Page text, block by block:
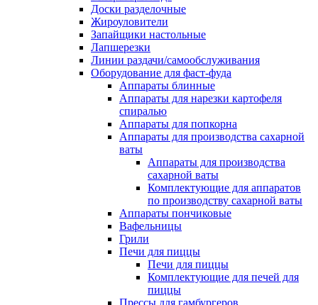
Доски разделочные
Жироуловители
Запайщики настольные
Лапшерезки
Линии раздачи/самообслуживания
Оборудование для фаст-фуда
Аппараты блинные
Аппараты для нарезки картофеля
спиралью
Аппараты для попкорна
Аппараты для производства сахарной
ваты
Аппараты для производства
сахарной ваты
Комплектующие для аппаратов
по производству сахарной ваты
Аппараты пончиковые
Вафельницы
Грили
Печи для пиццы
Печи для пиццы
Комплектующие для печей для
пиццы
Прессы для гамбургеров